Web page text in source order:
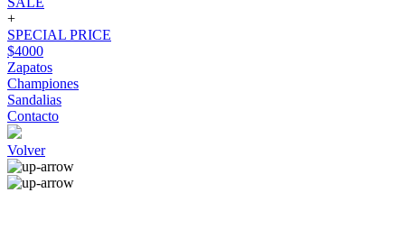
+
SPECIAL PRICE
$4000
Zapatos
Championes
Sandalias
Contacto
Volver